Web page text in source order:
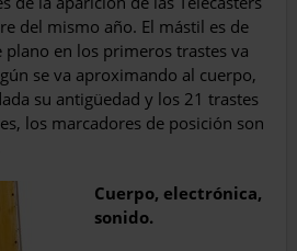
del mismo año. El mástil es de
plano en los primeros trastes va
se va aproximan­do al cuerpo,
su antigüedad y los 21 trastes
los marcadores de posición son
Cuerpo, electrónica,
sonido.